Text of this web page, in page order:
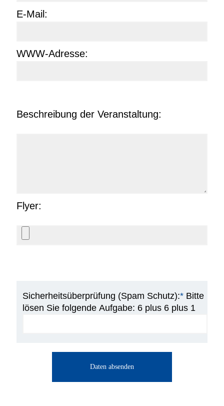
E-Mail:
WWW-Adresse:
Beschreibung der Veranstaltung:
Flyer:
Sicherheitsüberprüfung (Spam Schutz):* Bitte
lösen Sie folgende Aufgabe: 6 plus 6 plus 1